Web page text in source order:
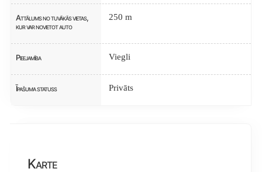
Attālums no tuvākās vietas,
kur var novietot auto
250 m
Pieejamība Viegli
Īpašuma statuss Privāts
Karte